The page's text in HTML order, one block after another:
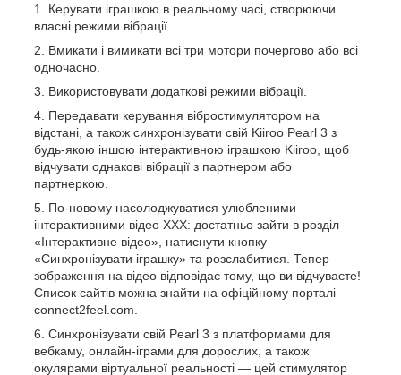
Керувати іграшкою в реальному часі, створюючи
власні режими вібрації.
Вмикати і вимикати всі три мотори почергово або всі
одночасно.
Використовувати додаткові режими вібрації.
Передавати керування вібростимулятором на
відстані, а також синхронізувати свій Kiiroo Pearl 3 з
будь-якою іншою інтерактивною іграшкою Kiiroo, щоб
відчувати однакові вібрації з партнером або
партнеркою.
По-новому насолоджуватися улюбленими
інтерактивними відео ХХХ: достатньо зайти в розділ
«Інтерактивне відео», натиснути кнопку
«Синхронізувати іграшку» та розслабитися. Тепер
зображення на відео відповідає тому, що ви відчуваєте!
Список сайтів можна знайти на офіційному порталі
connect2feel.com.
Синхронізувати свій Pearl 3 з платформами для
вебкаму, онлайн-іграми для дорослих, а також
окулярами віртуальної реальності — цей стимулятор